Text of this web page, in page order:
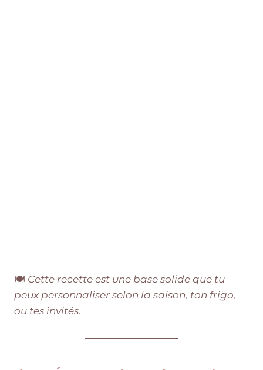
🍽️ Cette recette est une base solide que tu
peux personnaliser selon la saison, ton frigo,
ou tes invités.